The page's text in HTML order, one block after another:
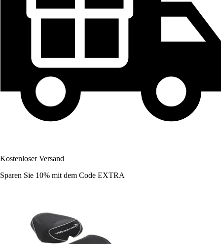
Kostenloser Versand
Sparen Sie 10% mit dem Code EXTRA